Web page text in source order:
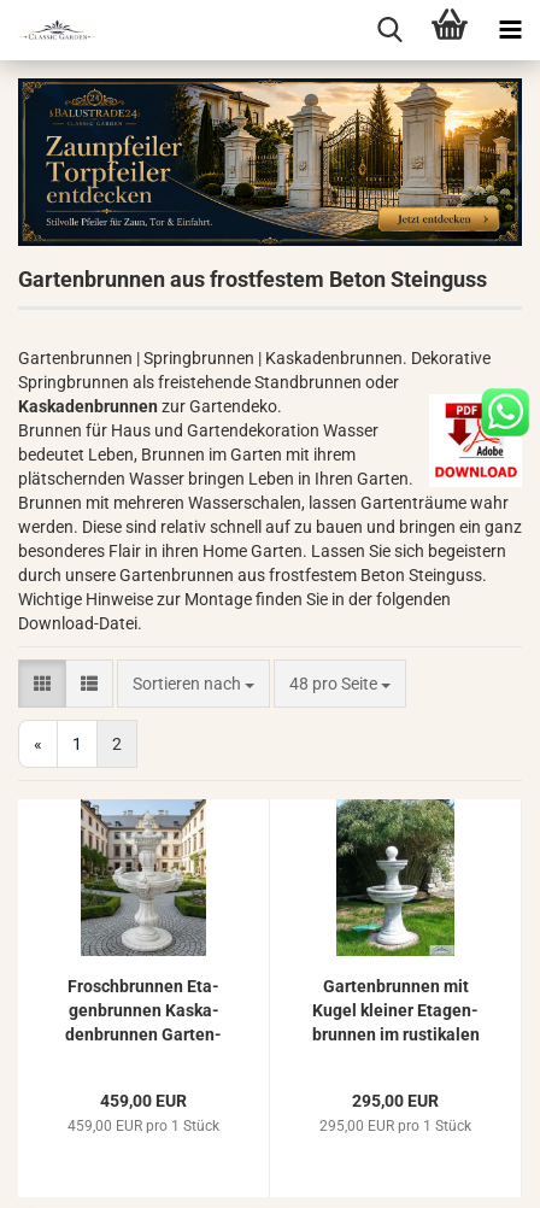
Gartenbrunnen aus frostfestem Beton Steinguss
Gartenbrunnen | Springbrunnen | Kaskadenbrunnen. Dekorative
Springbrunnen als freistehende Standbrunnen oder
Kaskadenbrunnen zur Gartendeko.
Brunnen für Haus und Gartendekoration Wasser
bedeutet Leben, Brunnen im Garten mit ihrem
plätschernden Wasser bringen Leben in Ihren Garten.
Brunnen mit mehreren Wasserschalen, lassen Gartenträume wahr
werden. Diese sind relativ schnell auf zu bauen und bringen ein ganz
besonderes Flair in ihren Home Garten. Lassen Sie sich begeistern
durch unsere Gartenbrunnen aus frostfestem Beton Steinguss.
Wichtige Hinweise zur Montage finden Sie in der folgenden
Download-Datei.
Sortieren nach
Sortieren nach 48 pro Seite
pro Seite
« 1 2
Frosch­brun­nen Eta­
gen­brun­nen Kas­ka­
den­brun­nen Gar­ten­
155cm
459,00 EUR
459,00 EUR pro 1 Stück
Gar­ten­brun­nen mit
Kugel klei­ner Eta­gen­
brun­nen im rus­ti­ka­len
295,00 EUR
295,00 EUR pro 1 Stück